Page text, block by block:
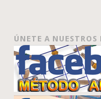
ÚNETE A NUESTROS